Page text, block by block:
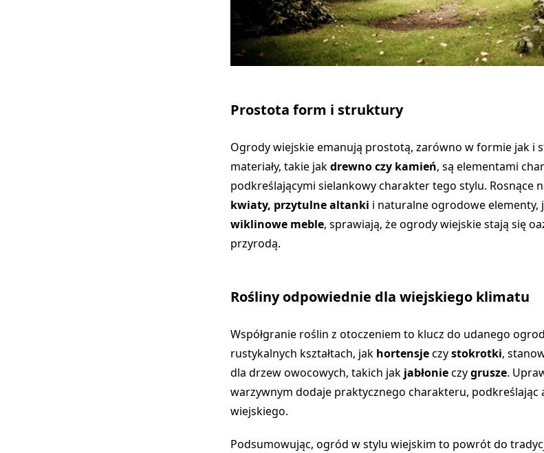
Prostota form i struktury
Ogrody wiejskie emanują prostotą, zarówno w formie jak i
materiały, takie jakdrewno czy kamień, są elementami
podkreślającymi sielankowy charakter tego stylu. Rosnące
kwiaty, przytulne altanki i naturalne ogrodowe elementy,
wiklinowe meble, sprawiają, że ogrody wiejskie stają się
przyrodą.
Rośliny odpowiednie dla wiejskiego klimatu
Współgranie roślin z otoczeniem to klucz do udanego
rustykalnych kształtach, jak hortensjeczystokrotki,
dla drzew owocowych, takich jak jabłonieczygrusze.
warzywnym dodaje praktycznego charakteru, podkreślając
wiejskiego.
Podsumowując, ogród w stylu wiejskim to powrót do